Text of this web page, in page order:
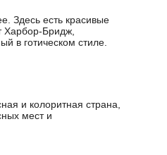
Здесь есть красивые
Харбор-Бридж,
в готическом стиле.
и колоритная страна,
мест и